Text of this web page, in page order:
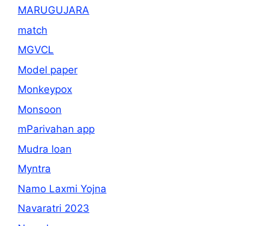
MARUGUJARA
match
MGVCL
Model paper
Monkeypox
Monsoon
mParivahan app
Mudra loan
Myntra
Namo Laxmi Yojna
Navaratri 2023